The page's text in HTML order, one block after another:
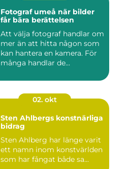
Fotograf umeå när bilder
får bära berättelsen
Att välja fotograf handlar om
mer än att hitta någon som
kan hantera en kamera. För
många handlar de...
02. okt
Sten Ahlbergs konstnärliga
bidrag
Sten Ahlberg har länge varit
ett namn inom konstvärlden
som har fångat både sa...